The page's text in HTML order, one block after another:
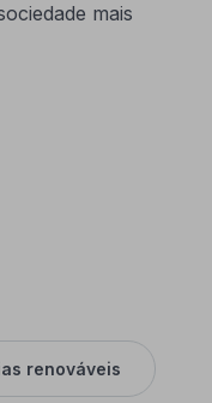
mais
renováveis